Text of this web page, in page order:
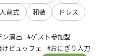
人前式 和装 ドレス
ン演出
ゲスト参加型
けビュッフェ
おにぎり入刀